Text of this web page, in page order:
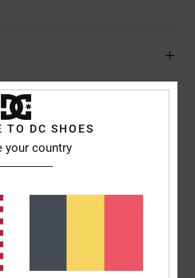
beoordelingensinds juni 2026
TO DC SHOES
your country